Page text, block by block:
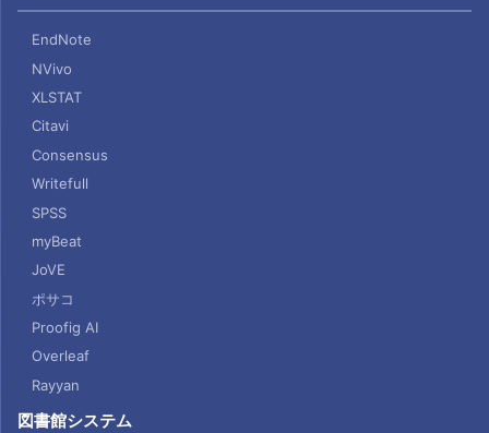
EndNote
NVivo
XLSTAT
Citavi
Consensus
Writefull
SPSS
myBeat
JoVE
ポサコ
Proofig AI
Overleaf
Rayyan
図書館システム